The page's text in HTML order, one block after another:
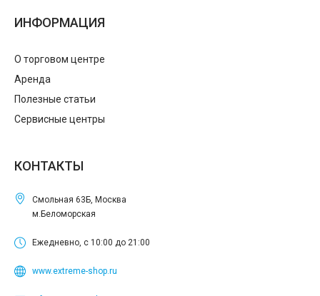
ИНФОРМАЦИЯ
О торговом центре
Аренда
Полезные статьи
Сервисные центры
КОНТАКТЫ
Смольная 63Б, Москва
м.Беломорская
Ежедневно, с 10:00 до 21:00
www.extreme-shop.ru